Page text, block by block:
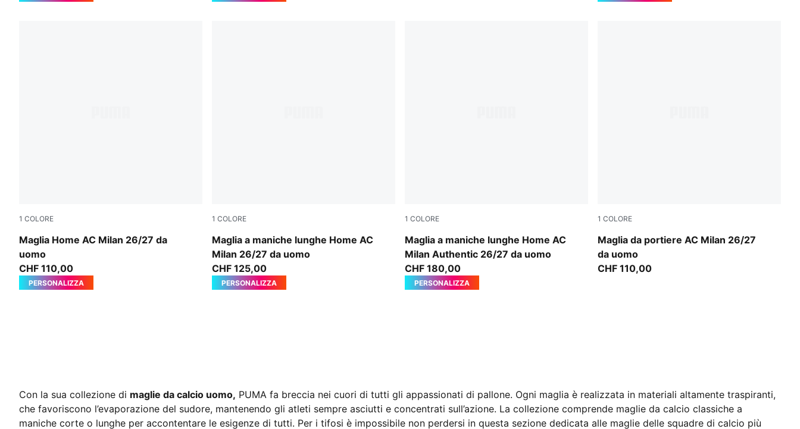
1 COLORE
Maglia Home AC Milan 26/27 da
uomo
PUMA Black-For All Time Red
CHF 110,00
PERSONALIZZA
1 COLORE
Maglia a maniche lunghe Home AC
Milan 26/27 da uomo
PUMA Black-For All Time Red
CHF 125,00
PERSONALIZZA
1 COLORE
Maglia a maniche lunghe Home AC
Milan Authentic 26/27 da uomo
PUMA Black-For All Time Red
CHF 180,00
PERSONALIZZA
1 COLORE
Maglia da portiere AC Milan 26/27
da uomo
Archive Gold-PUMA Black
CHF 110,00
Con la sua collezione di maglie da calcio uomo, PUMA fa breccia nei cuori di tutti gli appassionati di pallone. Ogni maglia è realizzata in materiali altamente traspiranti,
che favoriscono l’evaporazione del sudore, mantenendo gli atleti sempre asciutti e concentrati sull’azione. La collezione comprende maglie da calcio classiche a
maniche corte o lunghe per accontentare le esigenze di tutti. Per i tifosi è impossibile non perdersi in questa sezione dedicata alle maglie delle squadre di calcio più